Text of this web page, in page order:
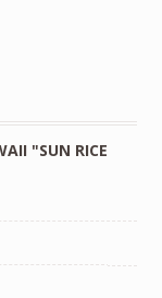
"SUN RICE